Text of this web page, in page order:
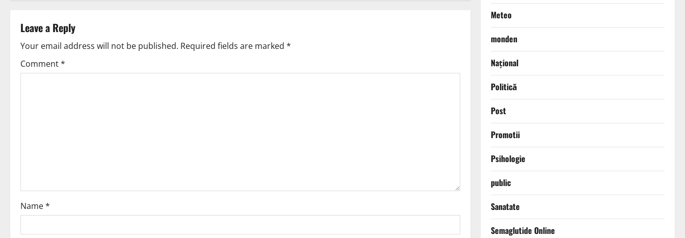
Leave a Reply
Your email address will not be published. Required fields are marked *
Comment*
Name*
Meteo
monden
Național
Politică
Post
Promotii
Psihologie
public
Sanatate
Semaglutide Online